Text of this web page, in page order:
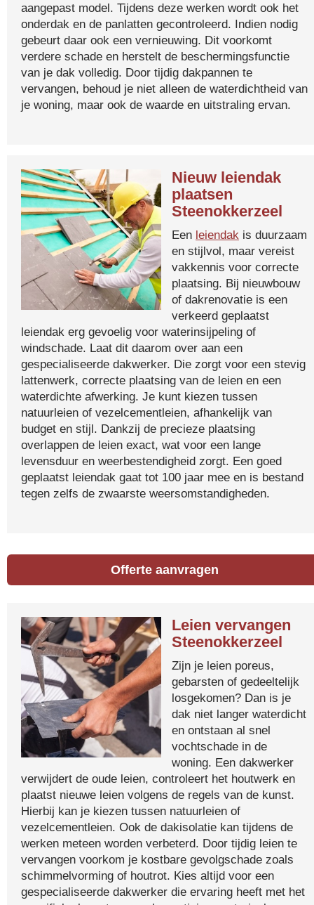
aangepast model. Tijdens deze werken wordt ook het
onderdak en de panlatten gecontroleerd. Indien nodig
gebeurt daar ook een vernieuwing. Dit voorkomt
verdere schade en herstelt de beschermingsfunctie
van je dak volledig. Door tijdig dakpannen te
vervangen, behoud je niet alleen de waterdichtheid van
je woning, maar ook de waarde en uitstraling ervan.
Nieuw leiendak
plaatsen
Steenokkerzeel
Een leiendak is duurzaam
en stijlvol, maar vereist
vakkennis voor correcte
plaatsing. Bij nieuwbouw
of dakrenovatie is een
verkeerd geplaatst
leiendak erg gevoelig voor waterinsijpeling of
windschade. Laat dit daarom over aan een
gespecialiseerde dakwerker. Die zorgt voor een stevig
lattenwerk, correcte plaatsing van de leien en een
waterdichte afwerking. Je kunt kiezen tussen
natuurleien of vezelcementleien, afhankelijk van
budget en stijl. Dankzij de precieze plaatsing
overlappen de leien exact, wat voor een lange
levensduur en weerbestendigheid zorgt. Een goed
geplaatst leiendak gaat tot 100 jaar mee en is bestand
tegen zelfs de zwaarste weersomstandigheden.
Offerte aanvragen
Leien vervangen
Steenokkerzeel
Zijn je leien poreus,
gebarsten of gedeeltelijk
losgekomen? Dan is je
dak niet langer waterdicht
en ontstaan al snel
vochtschade in de
woning. Een dakwerker
verwijdert de oude leien, controleert het houtwerk en
plaatst nieuwe leien volgens de regels van de kunst.
Hierbij kan je kiezen tussen natuurleien of
vezelcementleien. Ook de dakisolatie kan tijdens de
werken meteen worden verbeterd. Door tijdig leien te
vervangen voorkom je kostbare gevolgschade zoals
schimmelvorming of houtrot. Kies altijd voor een
gespecialiseerde dakwerker die ervaring heeft met het